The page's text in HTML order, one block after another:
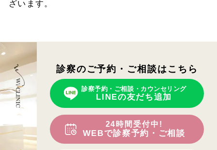
ざいます。
診察のご予約・ご相談はこちら
診察予約・ご相談・カウンセリング
LINEの友だち追加
24時間受付中!
WEBで診察予約・ご相談